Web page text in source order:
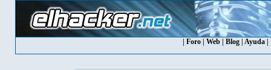
Foro| Web| Blog| Ayuda|